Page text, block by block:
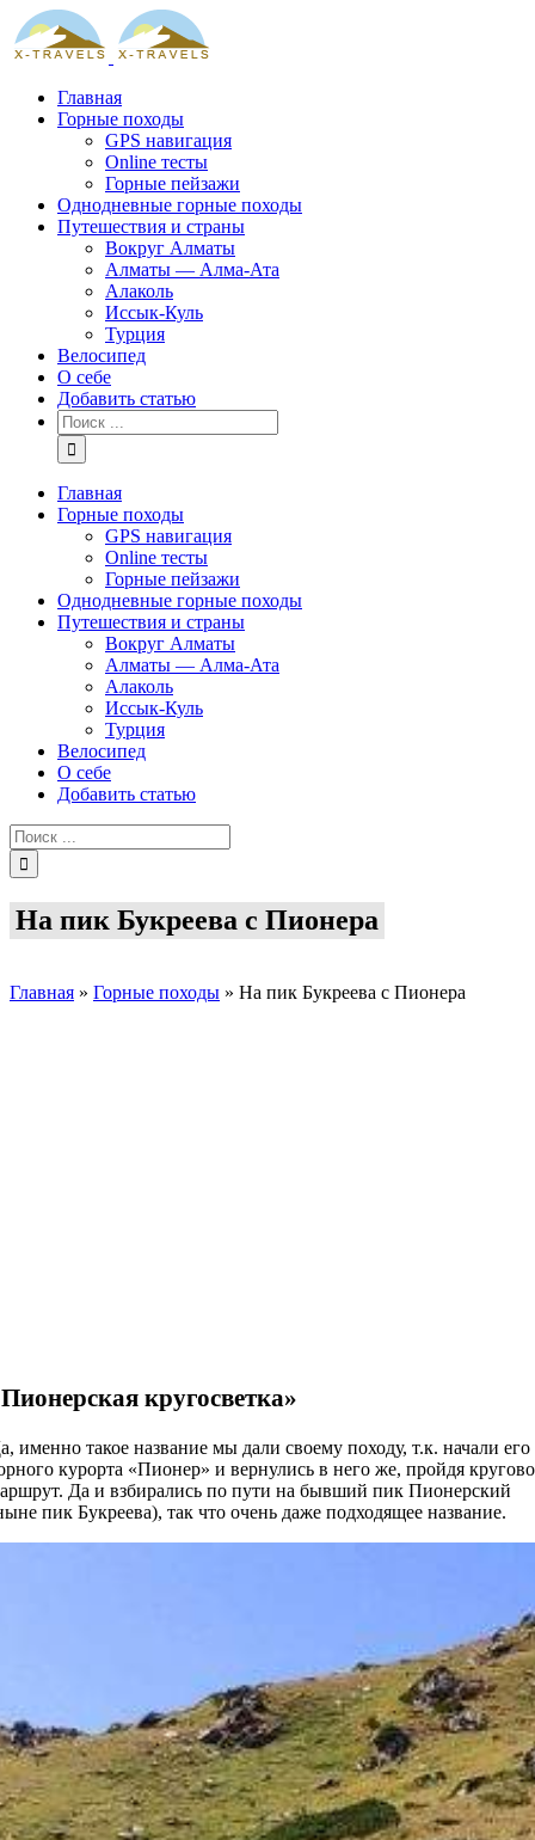
Skip
to
content
Главная
Горные походы
GPS навигация
Online тесты
Горные пейзажи
Однодневные горные походы
Путешествия и страны
Вокруг Алматы
Алматы — Алма-Ата
Алаколь
Иссык-Куль
Турция
Велосипед
О себе
Добавить статью
Результат
поиска:
Главная
Горные походы
GPS навигация
Online тесты
Горные пейзажи
Однодневные горные походы
Путешествия и страны
Вокруг Алматы
Алматы — Алма-Ата
Алаколь
Иссык-Куль
Турция
Велосипед
О себе
Добавить статью
Результат
поиска:
На пик Букреева с Пионера
Главная » Горные походы » На пик Букреева с Пионера
кругосветка»
именно такое название мы дали своему походу, т.к. начали его
курорта «Пионер» и вернулись в него же, пройдя
Да и взбирались по пути на бывший пик Пионерский
пик Букреева), так что очень даже подходящее название.